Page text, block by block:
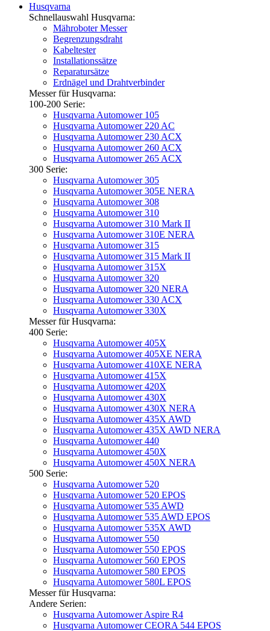
Husqvarna
Schnellauswahl Husqvarna:
Mähroboter Messer
Begrenzungsdraht
Kabeltester
Installationssätze
Reparatursätze
Erdnägel und Drahtverbinder
Messer für Husqvarna:
100-200 Serie:
Husqvarna Automower 105
Husqvarna Automower 220 AC
Husqvarna Automower 230 ACX
Husqvarna Automower 260 ACX
Husqvarna Automower 265 ACX
300 Serie:
Husqvarna Automower 305
Husqvarna Automower 305E NERA
Husqvarna Automower 308
Husqvarna Automower 310
Husqvarna Automower 310 Mark II
Husqvarna Automower 310E NERA
Husqvarna Automower 315
Husqvarna Automower 315 Mark II
Husqvarna Automower 315X
Husqvarna Automower 320
Husqvarna Automower 320 NERA
Husqvarna Automower 330 ACX
Husqvarna Automower 330X
Messer für Husqvarna:
400 Serie:
Husqvarna Automower 405X
Husqvarna Automower 405XE NERA
Husqvarna Automower 410XE NERA
Husqvarna Automower 415X
Husqvarna Automower 420X
Husqvarna Automower 430X
Husqvarna Automower 430X NERA
Husqvarna Automower 435X AWD
Husqvarna Automower 435X AWD NERA
Husqvarna Automower 440
Husqvarna Automower 450X
Husqvarna Automower 450X NERA
500 Serie:
Husqvarna Automower 520
Husqvarna Automower 520 EPOS
Husqvarna Automower 535 AWD
Husqvarna Automower 535 AWD EPOS
Husqvarna Automower 535X AWD
Husqvarna Automower 550
Husqvarna Automower 550 EPOS
Husqvarna Automower 560 EPOS
Husqvarna Automower 580 EPOS
Husqvarna Automower 580L EPOS
Messer für Husqvarna:
Andere Serien:
Husqvarna Automower Aspire R4
Husqvarna Automower CEORA 544 EPOS